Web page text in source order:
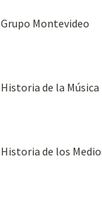
Grupo Montevideo
Historia de la
Historia de los